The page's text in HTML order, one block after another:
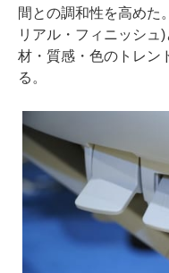
間との調和性を高めた
リアル・フィニッシュ
材・質感・色のトレン
る。